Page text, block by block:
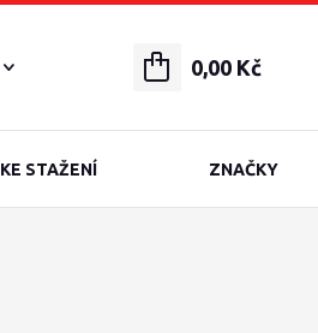
KE STAŽENÍ ZNAČKY
0,00 Kč